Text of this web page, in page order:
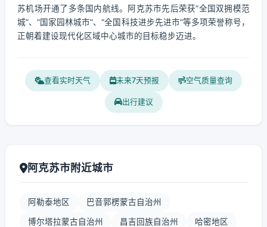
苏机场开通了多条国内航线。阿克苏市先后荣获“全国双拥模范
城”、“国家园林城市”、“全国科技进步先进市”等多项荣誉称号，
正朝着建设现代化区域中心城市的目标稳步迈进。
查看实时天气 未来7天预报 空气质量查询
出行建议
阿克苏市附近城市
阿勒泰地区 巴音郭楞蒙古自治州
博尔塔拉蒙古自治州 昌吉回族自治州 哈密地区